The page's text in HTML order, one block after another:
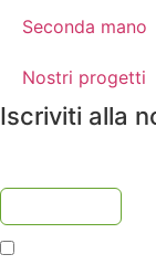
Seconda mano
Nostri progetti
Iscriviti alla